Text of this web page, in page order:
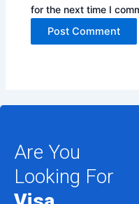
for the next time I
Are You
Looking For